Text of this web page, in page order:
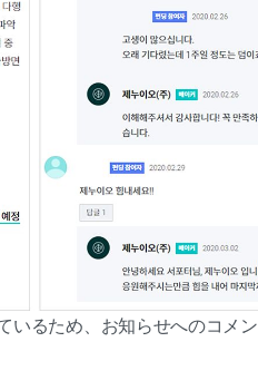
るため、お知らせへのコメ